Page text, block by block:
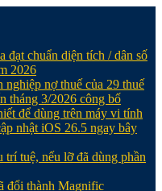
đạt chuẩn diện tích / dân số
2026
nợ thuế của 29 thuế
tháng 3/2026 công bố
để dùng trên máy vi tính
nhật iOS 26.5 ngay bây
tuệ, nếu lỡ đã dùng phần
đổi thành Magnific